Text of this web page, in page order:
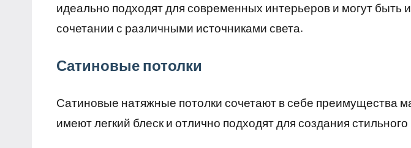
идеально подходят для современных интерьеров и могут быть
сочетании с различными источниками света.
Сатиновые потолки
Сатиновые натяжные потолки сочетают в себе преимущества
имеют легкий блеск и отлично подходят для создания